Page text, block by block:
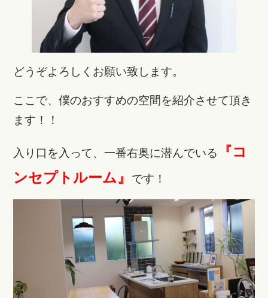
どうぞよろしくお願い致します。
ここで、僕のおすすめの空間を紹介させて頂き
ます！！
入り口を入って、一番右奥に潜んでいる
『コ
ンセプトルーム』
です！